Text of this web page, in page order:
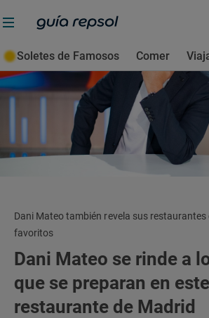
Soletes de Famosos Comer
Dani Mateo también revela sus restaurantes
favoritos
Dani Mateo se rinde a
que se preparan en
restaurante de Madrid